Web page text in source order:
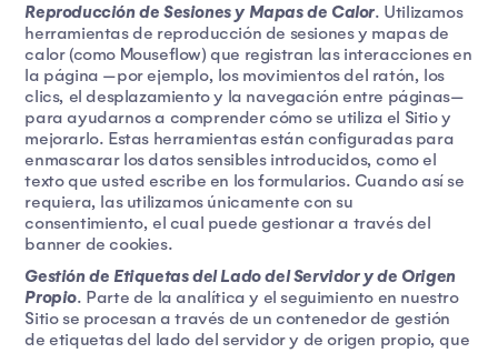
Reproducción de Sesiones y Mapas de Calor. Utilizamos
herramientas de reproducción de sesiones y mapas de
calor (como Mouseflow) que registran las interacciones en
la página —por ejemplo, los movimientos del ratón, los
clics, el desplazamiento y la navegación entre páginas—
para ayudarnos a comprender cómo se utiliza el Sitio y
mejorarlo. Estas herramientas están configuradas para
enmascarar los datos sensibles introducidos, como el
texto que usted escribe en los formularios. Cuando así se
requiera, las utilizamos únicamente con su
consentimiento, el cual puede gestionar a través del
banner de cookies.
Gestión de Etiquetas del Lado del Servidor y de Origen
Propio. Parte de la analítica y el seguimiento en nuestro
Sitio se procesan a través de un contenedor de gestión
de etiquetas del lado del servidor y de origen propio, que